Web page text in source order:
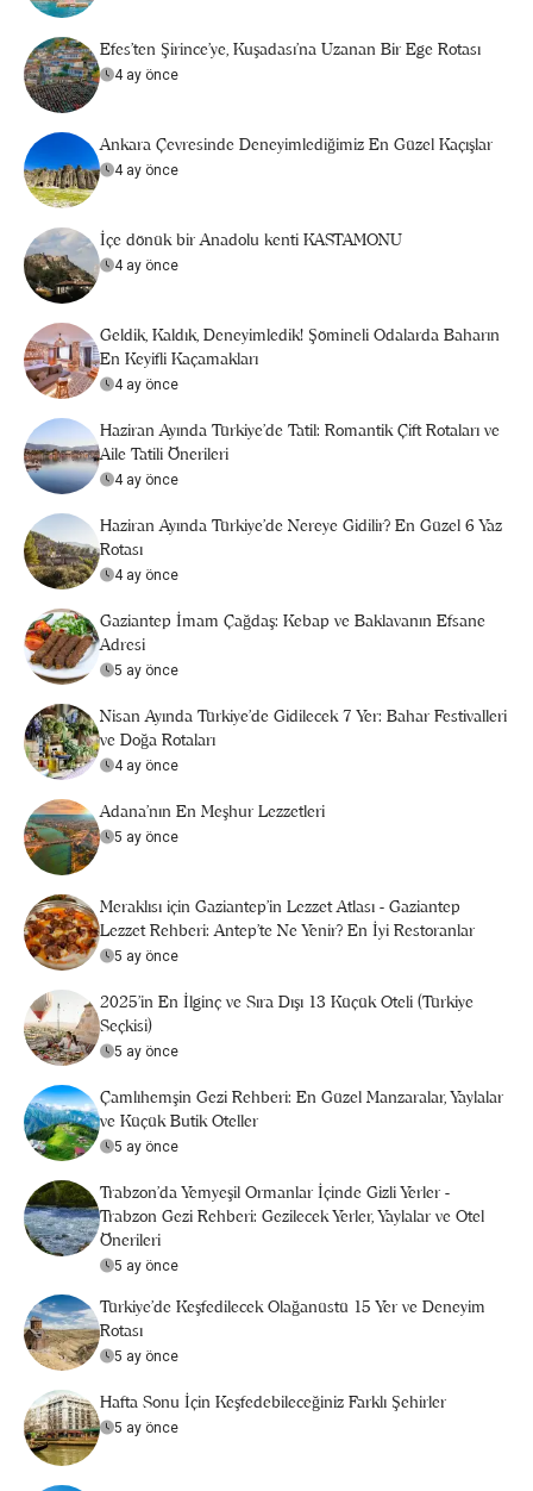
Efes’ten Şirince’ye, Kuşadası’na Uzanan Bir Ege Rotası
4 ay önce
Ankara Çevresinde Deneyimlediğimiz En Güzel Kaçışlar
4 ay önce
İçe dönük bir Anadolu kenti KASTAMONU
4 ay önce
Geldik, Kaldık, Deneyimledik! Şömineli Odalarda Baharın
En Keyifli Kaçamakları
4 ay önce
Haziran Ayında Türkiye’de Tatil: Romantik Çift Rotaları ve
Aile Tatili Önerileri
4 ay önce
Haziran Ayında Türkiye’de Nereye Gidilir? En Güzel 6 Yaz
Rotası
4 ay önce
Gaziantep İmam Çağdaş: Kebap ve Baklavanın Efsane
Adresi
5 ay önce
Nisan Ayında Türkiye’de Gidilecek 7 Yer: Bahar Festivalleri
ve Doğa Rotaları
4 ay önce
Adana'nın En Meşhur Lezzetleri
5 ay önce
Meraklısı için Gaziantep'in Lezzet Atlası - Gaziantep
Lezzet Rehberi: Antep’te Ne Yenir? En İyi Restoranlar
5 ay önce
2025’in En İlginç ve Sıra Dışı 13 Küçük Oteli (Türkiye
Seçkisi)
5 ay önce
Çamlıhemşin Gezi Rehberi: En Güzel Manzaralar, Yaylalar
ve Küçük Butik Oteller
5 ay önce
Trabzon'da Yemyeşil Ormanlar İçinde Gizli Yerler -
Trabzon Gezi Rehberi: Gezilecek Yerler, Yaylalar ve Otel
Önerileri
5 ay önce
Türkiye’de Keşfedilecek Olağanüstü 15 Yer ve Deneyim
Rotası
5 ay önce
Hafta Sonu İçin Keşfedebileceğiniz Farklı Şehirler
5 ay önce